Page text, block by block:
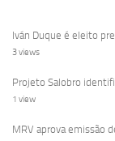
Iván Duque é eleito
3 views
Projeto Salobro
1 view
MRV aprova emissão